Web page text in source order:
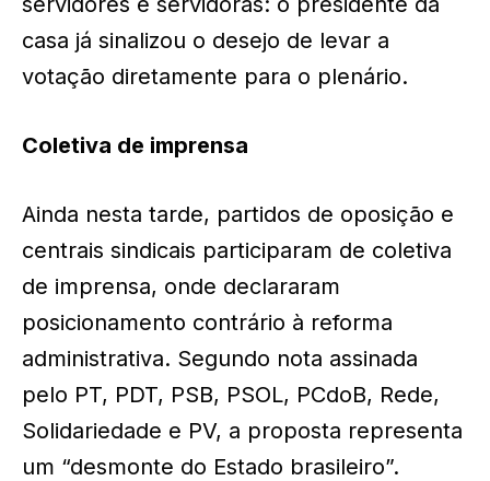
casa já sinalizou o desejo de levar a
votação diretamente para o plenário.
Coletiva de imprensa
Ainda nesta tarde, partidos de oposição e
centrais sindicais participaram de coletiva
de imprensa, onde declararam
posicionamento contrário à reforma
administrativa. Segundo nota assinada
pelo PT, PDT, PSB, PSOL, PCdoB, Rede,
Solidariedade e PV, a proposta representa
um “desmonte do Estado brasileiro”.